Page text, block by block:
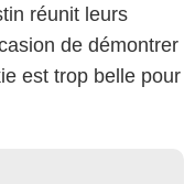
réunit leurs
de démontrer
est trop belle pour